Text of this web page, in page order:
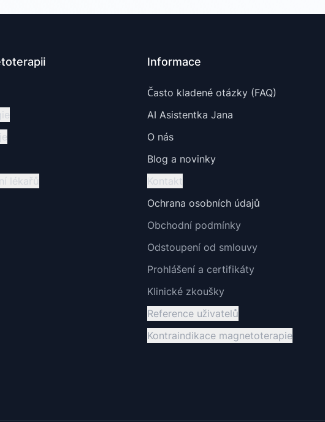
lékařů
Informace
Často kladené otázky (FAQ)
AI Asistentka Jana
O nás
Blog a novinky
Kontakt
Ochrana osobních údajů
Obchodní podmínky
Odstoupení od smlouvy
Prohlášení a certifikáty
Klinické zkoušky
Reference uživatelů
Kontraindikace magnetoterapie